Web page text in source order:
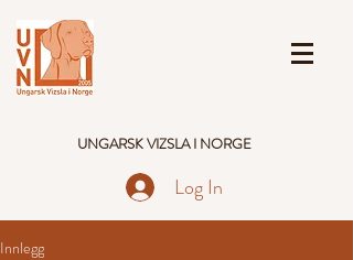
UNGARSK VIZSLA I NORGE
Log In
Innlegg